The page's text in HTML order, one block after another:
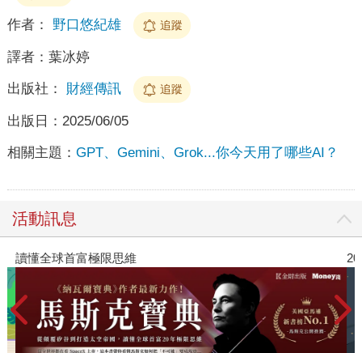
作者： 野口悠紀雄 追蹤
譯者： 葉冰婷
出版社： 財經傳訊 追蹤
出版日： 2025/06/05
相關主題： GPT、Gemini、Grok...你今天用了哪些AI？
活動訊息
讀懂全球首富極限思維